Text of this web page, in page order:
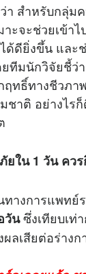
า สำหรับกลุ่
ะจะช่วยเข้าไ
ได้ดียิ่งขึ้น แล
ทีมนักวิจัยชี้ว่
ฤทธิ์ทางชีวภ
ชาติ อย่างไร
ใน 1 วัน ควร
างการแพทย์
วันซึ่งเทียบเท่
ลเสียต่อร่าง